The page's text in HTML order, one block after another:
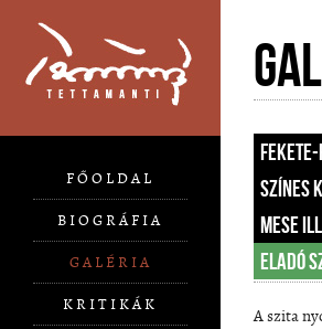
FŐOLDAL
BIOGRÁFIA
GALÉRIA
KRITIKÁK
Színes
Mese
Eladó
A szita